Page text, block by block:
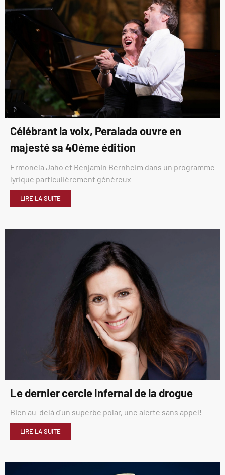
Célébrant la voix, Peralada ouvre en
majesté sa 40éme édition
Ermonela Jaho et Benjamin Bernheim dans un programme
lyrique particulièrement généreux
LIRE LA SUITE
Le dernier cercle infernal de la drogue
Bien au-delà d’un superbe polar, une alerte sans appel!
LIRE LA SUITE